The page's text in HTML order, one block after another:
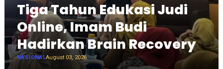
Tiga Tahun Edukasi Judi
Online, Imam Budi
Hadirkan Brain Recovery
NASIONALAugust 03, 2026